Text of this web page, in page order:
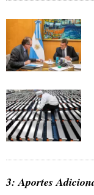
3: Aportes